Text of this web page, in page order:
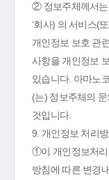
② 정보주체께서는
‘회사) 의 서비스(
개인정보 보호 관
사항을 개인정보
있습니다. 아마노
(는) 정보주체의
것입니다.
9. 개인정보 처리
①이 개인정보처리
방침에 따른 변경